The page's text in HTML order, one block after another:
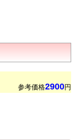
参考価格2900円